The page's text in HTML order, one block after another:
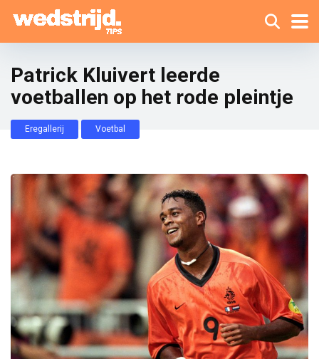
Patrick Kluivert leerde
voetballen op het rode pleintje
Eregallerij Voetbal